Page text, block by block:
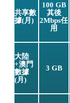
共享數
據(月)
100 GB
其後
2Mbps任
用
大陸
+澳門
數據
(月)
3 GB